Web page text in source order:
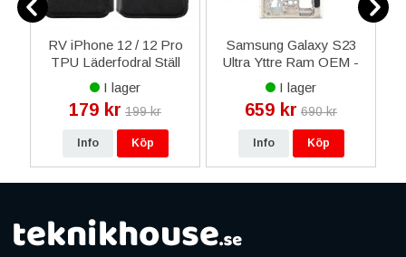
RV iPhone 12 / 12 Pro
TPU Läderfodral Ställ
Minificka - Svart
I lager
179 kr 199 kr
Info Köp
Samsung Galaxy S23
Ultra Yttre Ram OEM -
Guld
I lager
659 kr 690 kr
Info Köp